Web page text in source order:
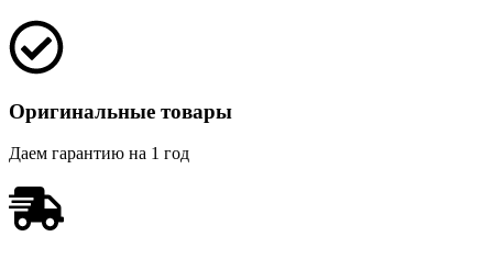
Оригинальные товары
Даем гарантию на 1 год